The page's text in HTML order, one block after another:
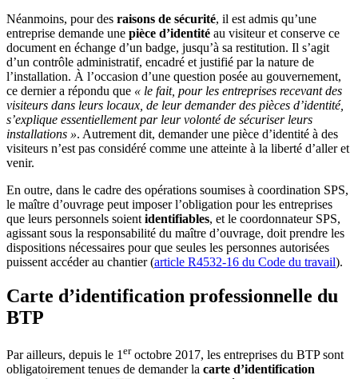
Néanmoins, pour des raisons de sécurité, il est admis qu’une
entreprise demande une pièce d’identité au visiteur et conserve ce
document en échange d’un badge, jusqu’à sa restitution. Il s’agit
d’un contrôle administratif, encadré et justifié par la nature de
l’installation. À l’occasion d’une question posée au gouvernement,
ce dernier a répondu que « le fait, pour les entreprises recevant des
visiteurs dans leurs locaux, de leur demander des pièces d’identité,
s’explique essentiellement par leur volonté de sécuriser leurs
installations ». Autrement dit, demander une pièce d’identité à des
visiteurs n’est pas considéré comme une atteinte à la liberté d’aller et
venir.
En outre, dans le cadre des opérations soumises à coordination SPS,
le maître d’ouvrage peut imposer l’obligation pour les entreprises
que leurs personnels soient identifiables, et le coordonnateur SPS,
agissant sous la responsabilité du maître d’ouvrage, doit prendre les
dispositions nécessaires pour que seules les personnes autorisées
puissent accéder au chantier (article R4532-16 du Code du travail).
Carte d’identification professionnelle du
BTP
Par ailleurs, depuis le 1eroctobre 2017, les entreprises du BTP sont
obligatoirement tenues de demander la carte d’identification